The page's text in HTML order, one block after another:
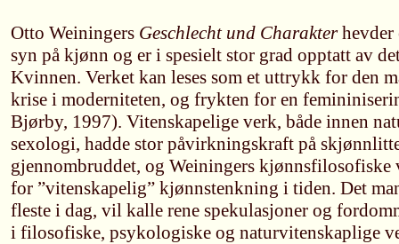
Otto Weiningers Geschlecht und Charakterhevder
syn på kjønn og er i spesielt stor grad opptatt av
Kvinnen. Verket kan leses som et uttrykk for den
krise i moderniteten, og frykten for en
Bjørby, 1997). Vitenskapelige verk, både innen
sexologi, hadde stor påvirkningskraft på
gjennombruddet, og Weiningers
for ”vitenskapelig” kjønnstenkning i tiden. Det
fleste i dag, vil kalle rene spekulasjoner og
i filosofiske, psykologiske og naturvitenskaplige